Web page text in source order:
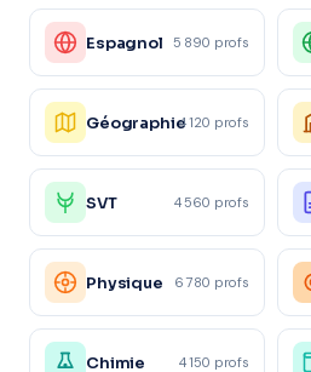
Espagnol 5 890 profs
Géographie4 120 profs
SVT 4 560 profs
Physique 6 780 profs
Chimie 4 150 profs